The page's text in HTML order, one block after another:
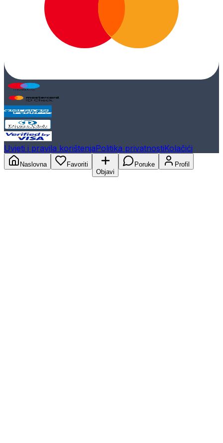
Uvjeti i pravila korištenjaPolitika privatnostiKolačići
Naslovna
Favoriti
Objavi
Poruke Profil